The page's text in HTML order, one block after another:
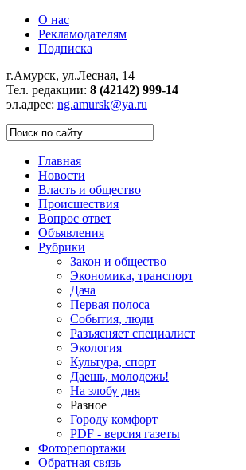
О нас
Рекламодателям
Подписка
г.Амурск, ул.Лесная, 14
Тел. редакции: 8 (42142) 999-14
эл.адрес: ng.amursk@ya.ru
Главная
Новости
Власть и общество
Происшествия
Вопрос ответ
Объявления
Рубрики
Закон и общество
Экономика, транспорт
Дача
Первая полоса
События, люди
Разъясняет специалист
Экология
Культура, спорт
Даешь, молодежь!
На злобу дня
Разное
Городу комфорт
PDF - версия газеты
Фоторепортажи
Обратная связь